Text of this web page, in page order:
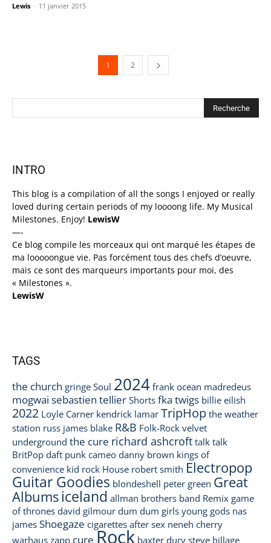
Lewis - 11 janvier 2015
1 2
INTRO
This blog is a compilation of all the songs I enjoyed or really
loved during certain periods of my loooong life. My Musical
Milestones. Enjoy! LewisW
—-
Ce blog compile les morceaux qui ont marqué les étapes de
ma looooongue vie. Pas forcément tous des chefs d’oeuvre,
mais ce sont des marqueurs importants pour moi, des
« Milestones ».
LewisW
TAGS
the church gringe Soul 2024 frank ocean madredeus
mogwai sebastien tellier Shorts fka twigs billie eilish
2022 Loyle Carner kendrick lamar TripHop the weather
station russ james blake R&B Folk-Rock velvet
underground the cure richard ashcroft talk talk
BritPop daft punk cameo danny brown kings of
convenience kid rock House robert smith Electropop
Guitar Goodies blondeshell peter green Great
Albumsiceland allman brothers band Remix game
of thrones david gilmour dum dum girls young gods nas
james Shoegaze cigarettes after sex neneh cherry
warhaus zapp cure Rock baxter dury steve hillage